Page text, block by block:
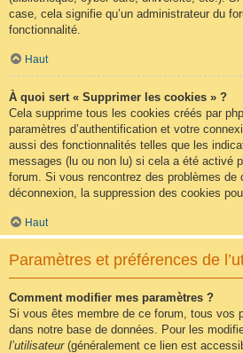
case, cela signifie qu’un administrateur du
fonctionnalité.
Haut
À quoi sert « Supprimer les cookies » ?
Cela supprime tous les cookies créés par
paramètres d’authentification et votre
aussi des fonctionnalités telles que les
messages (lu ou non lu) si cela a été activé
forum. Si vous rencontrez des problèmes de
déconnexion, la suppression des cookies
Haut
Paramètres et préférences de
Comment modifier mes paramètres ?
Si vous êtes membre de ce forum, tous vos
dans notre base de données. Pour les
l’utilisateur(généralement ce lien est